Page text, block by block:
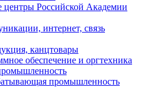
Российской Академии
интернет, связь
канцтовары
обеспечение и оргтехника
промышленность